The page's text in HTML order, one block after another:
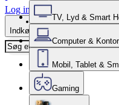
Log ind
Indkøbskurv
TV, Lyd & Smart
Computer & Kontor
Mobil, Tablet &
Gaming